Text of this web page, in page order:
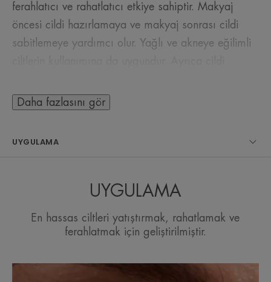
ferahlatıcı ve rahatlatıcı etkiye sahiptir. Makyaj
öncesi cildi hazırlamaya ve makyaj sonrası cildi
sabitlemeye yardımcı olur. Yağlı ve akneye eğilimli
havalarda cildi ferahlatmak için kullanılabilir. Güneş
yaz mevsiminde ferahlamak, seyahat sırasında
Daha fazlasını gör
UYGULAMA
UYGULAMA
En hassas ciltleri yatıştırmak, rahatlamak ve
ferahlatmak için geliştirilmiştir.